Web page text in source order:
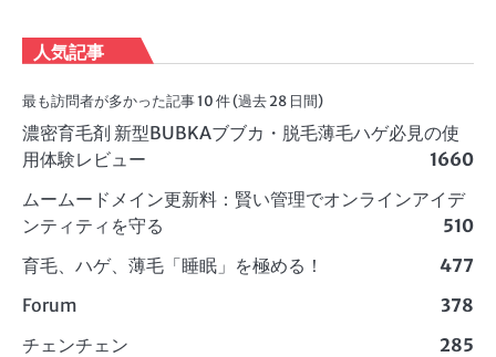
人気記事
最も訪問者が多かった記事 10 件 (過去 28 日間)
濃密育毛剤 新型BUBKAブブカ・脱毛薄毛ハゲ必見の使
用体験レビュー
1660
ムームードメイン更新料：賢い管理でオンラインアイデ
ンティティを守る
510
育毛、ハゲ、薄毛「睡眠」を極める！
477
Forum
378
チェンチェン
285